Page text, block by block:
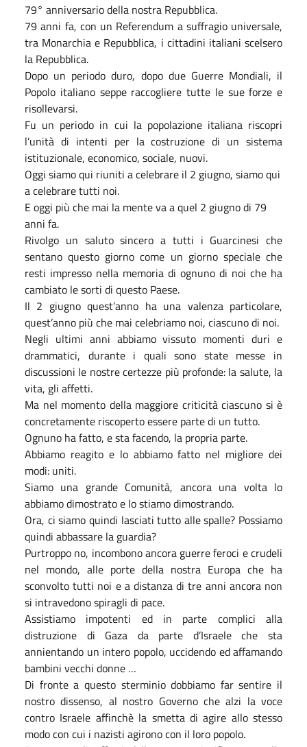
79° anniversario della nostra Repubblica.
79 anni fa, con un Referendum a suffragio universale,
tra Monarchia e Repubblica, i cittadini italiani scelsero
la Repubblica.
Dopo un periodo duro, dopo due Guerre Mondiali, il
Popolo italiano seppe raccogliere tutte le sue forze e
risollevarsi.
Fu un periodo in cui la popolazione italiana riscopri
l’unità di intenti per la costruzione di un sistema
istituzionale, economico, sociale, nuovi.
Oggi siamo qui riuniti a celebrare il 2 giugno, siamo qui
a celebrare tutti noi.
E oggi più che mai la mente va a quel 2 giugno di 79
anni fa.
Rivolgo un saluto sincero a tutti i Guarcinesi che
sentano questo giorno come un giorno speciale che
resti impresso nella memoria di ognuno di noi che ha
cambiato le sorti di questo Paese.
Il 2 giugno quest’anno ha una valenza particolare,
quest’anno più che mai celebriamo noi, ciascuno di noi.
Negli ultimi anni abbiamo vissuto momenti duri e
drammatici, durante i quali sono state messe in
discussioni le nostre certezze più profonde: la salute, la
vita, gli affetti.
Ma nel momento della maggiore criticità ciascuno si è
concretamente riscoperto essere parte di un tutto.
Ognuno ha fatto, e sta facendo, la propria parte.
Abbiamo reagito e lo abbiamo fatto nel migliore dei
modi: uniti.
Siamo una grande Comunità, ancora una volta lo
abbiamo dimostrato e lo stiamo dimostrando.
Ora, ci siamo quindi lasciati tutto alle spalle? Possiamo
quindi abbassare la guardia?
Purtroppo no, incombono ancora guerre feroci e crudeli
nel mondo, alle porte della nostra Europa che ha
sconvolto tutti noi e a distanza di tre anni ancora non
si intravedono spiragli di pace.
Assistiamo impotenti ed in parte complici alla
distruzione di Gaza da parte d’Israele che sta
annientando un intero popolo, uccidendo ed affamando
bambini vecchi donne …
Di fronte a questo sterminio dobbiamo far sentire il
nostro dissenso, al nostro Governo che alzi la voce
contro Israele affinchè la smetta di agire allo stesso
modo con cui i nazisti agirono con il loro popolo.